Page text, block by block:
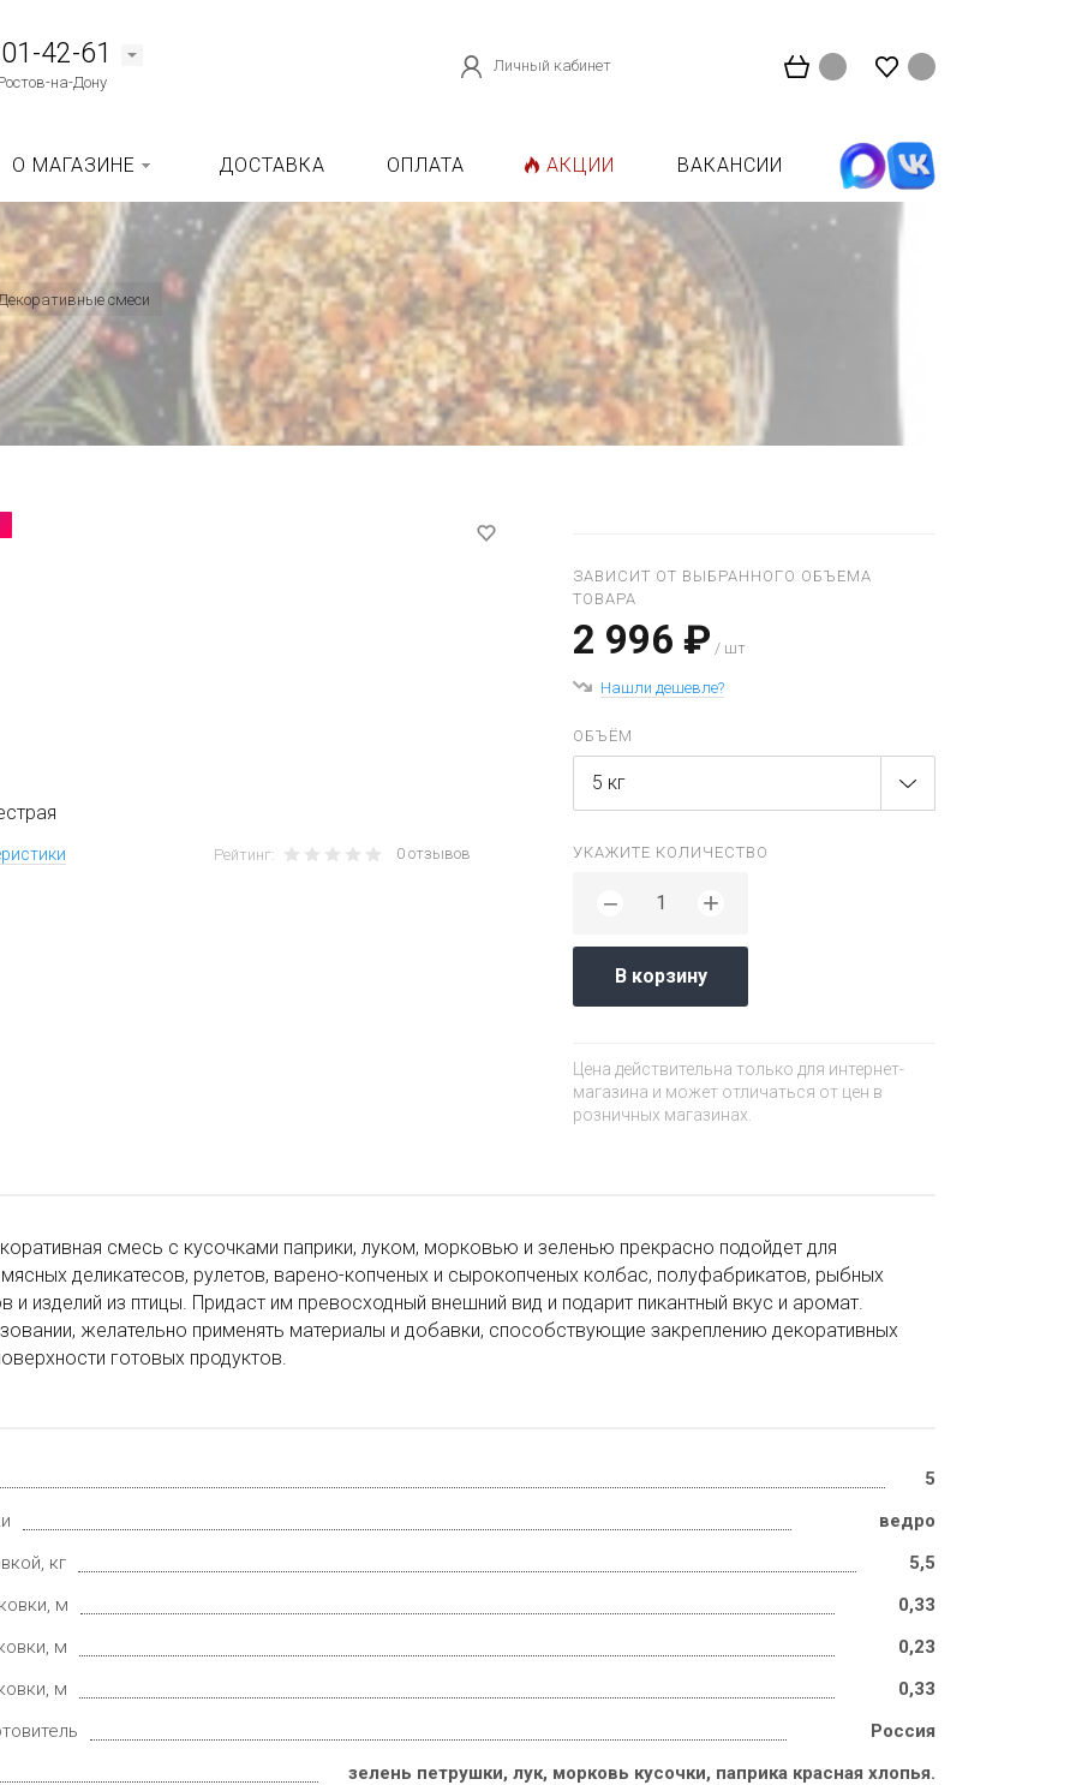
42-61
на-Дону
Личный кабинет
О МАГАЗИНЕ ДОСТАВКА ОПЛАТА АКЦИИ ВАКАНСИИ
смеси
Рейтинг: 0 отзывов
ЗАВИСИТ ОТ ВЫБРАННОГО ОБЪЕМА
ТОВАРА
2 996 ₽ / шт
Нашли дешевле?
ОБЪЁМ
5 кг
УКАЖИТЕ КОЛИЧЕСТВО
− +
В корзину
Цена действительна только для интернет-
магазина и может отличаться от цен в
розничных магазинах.
смесь с кусочками паприки, луком, морковью и зеленью прекрасно подойдет для
деликатесов, рулетов, варено-копченых и сырокопченых колбас, полуфабрикатов, рыбных
и изделий из птицы. Придаст им превосходный внешний вид и подарит пикантный вкус и аромат.
желательно применять материалы и добавки, способствующие закреплению декоративных
готовых продуктов.
5
ведро
кг
5,5
м
0,33
м
0,23
м
0,33
Россия
зелень петрушки, лук, морковь кусочки, паприка красная хлопья.